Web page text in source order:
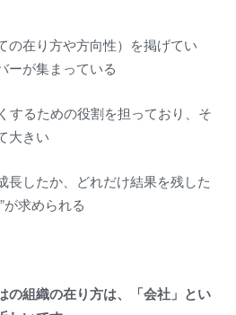
の在り方や方向性）を掲げてい
ーが集まっている
するための役割を担っており、そ
大きい
長したか、どれだけ結果を残した
が求められる
の組織の在り方は、「会社」とい